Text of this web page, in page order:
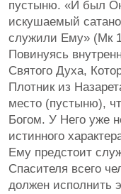
пустыню. «И был
искушаемый
служили Ему» (Мк
Повинуясь
Святого Духа,
Плотник из
место (пустыню),
Богом. У Него уже
истинного
Ему предстоит
Спасителя всего
должен исполнить